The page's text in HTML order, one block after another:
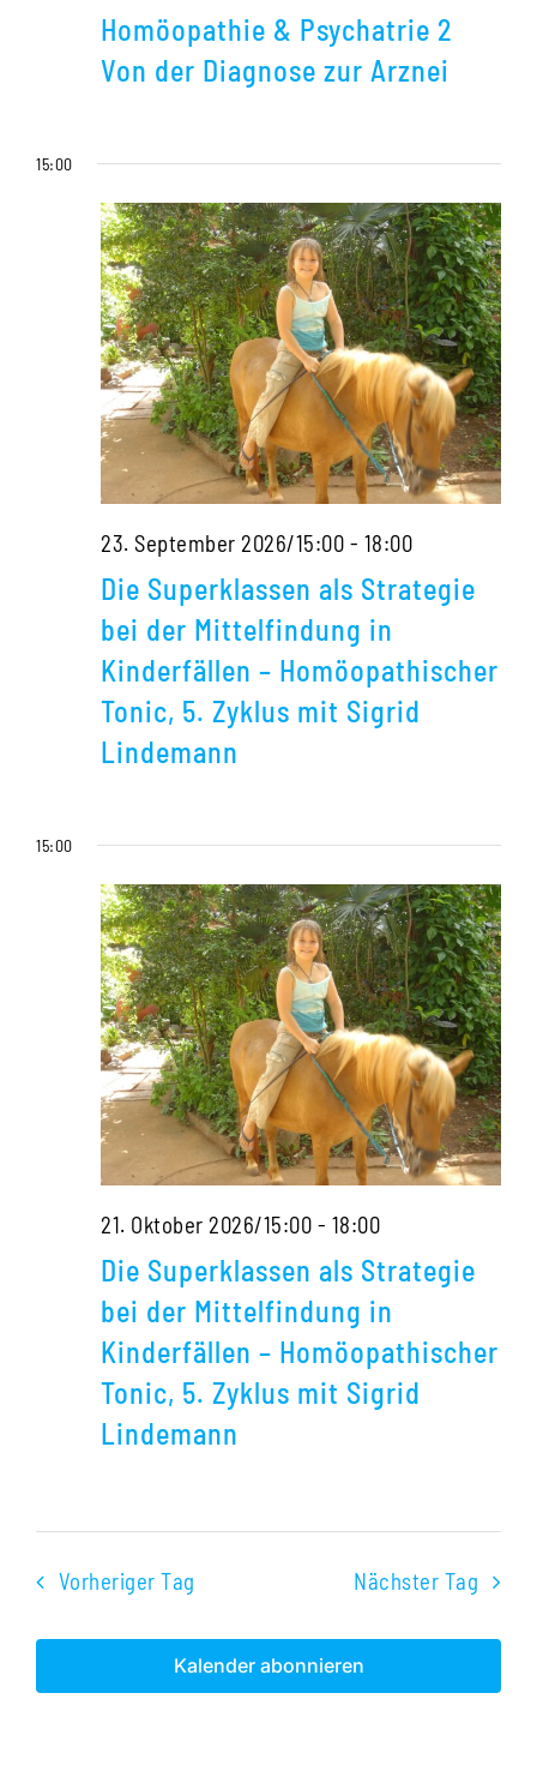
Tonic,
Lindemann
Homöopathie & Psychatrie 2
Von der Diagnose zur Arznei
&
Psychatrie
Diagnose
zur
Arznei
15:00
Die Superklassen als Strategie
bei der Mittelfindung in
Kinderfällen – Homöopathischer
Tonic, 5. Zyklus mit Sigrid
Lindemann
23. September 2026/15:00 - 18:00
Superklassen
Strategie
bei
–
Tonic,
5.
Zyklus
mit
Sigrid
Lindemann
15:00
Die Superklassen als Strategie
bei der Mittelfindung in
Kinderfällen – Homöopathischer
Tonic, 5. Zyklus mit Sigrid
Lindemann
21. Oktober 2026/15:00 - 18:00
Superklassen
als
Strategie
bei
Kinderfällen
–
5.
Vorheriger Tag Nächster Tag
Kalender abonnieren